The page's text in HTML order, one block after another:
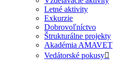
Letné aktivity
Exkurzie
Dobrovoľníctvo
Štrukturálne projekty
Akadémia AMAVET
Vedátorské pokusy